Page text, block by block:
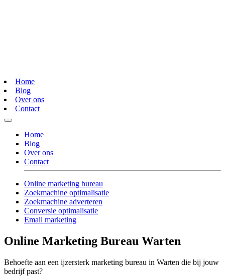
Home
Blog
Over ons
Contact
Home
Blog
Over ons
Contact
Online marketing bureau
Zoekmachine optimalisatie
Zoekmachine adverteren
Conversie optimalisatie
Email marketing
Online Marketing Bureau Warten
Behoefte aan een ijzersterk marketing bureau in Warten die bij jouw
bedrijf past?